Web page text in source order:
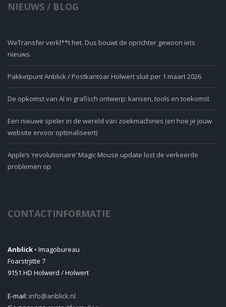
NIEUWS / BLOG
WeTransfer verkl**t het. Dus bouwt de oprichter gewoon iets
nieuws.
Pakketpunt Anblick / Postkantoar Holwert sluit per 1 maart 2026
De opkomst van AI in grafisch ontwerp: kansen, tools en toekomst
Een nieuwe speler in de wereld van zoekmachines (en hoe je jouw
website ervoor optimaliseert)
Apple’s ‘revolutionaire’ Magic Mouse update lost de verkeerde
problemen op
CONTACTINFORMATIE
Anblick • Imagobureau
Foarstrjitte 7
9151 HD Holwerd / Holwert
E-mail: info@anblick.nl